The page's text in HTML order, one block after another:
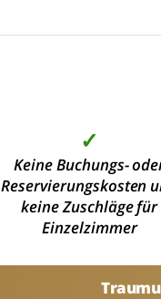
✓
Keine Buchungs-
Reservierungskosten
keine Zuschläge für
Einzelzimmer